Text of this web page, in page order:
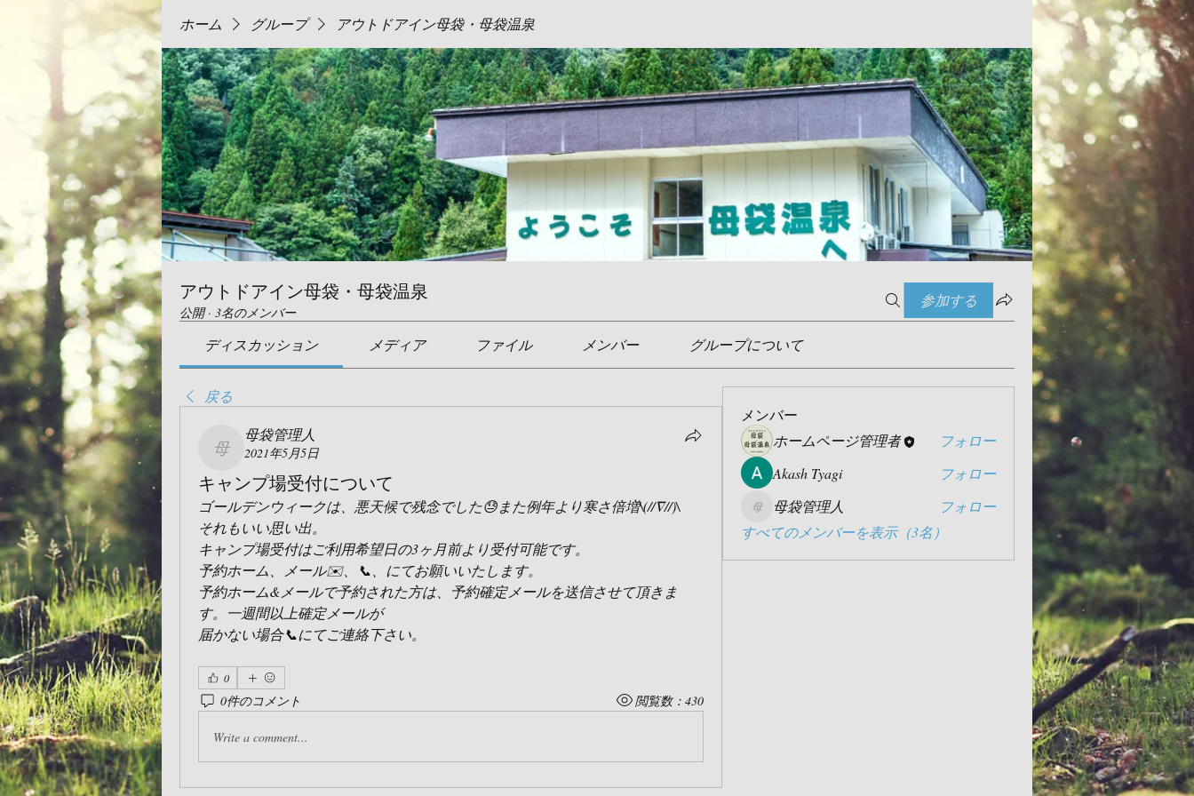
ホーム グループ アウトドアイン母袋・母袋温泉
アウトドアイン母袋・母袋温泉
公開 · 3名のメンバー
参加する
ディスカッション メディア ファイル メンバー グループについて
戻る
母袋管理人
母袋管理人
2021年5月5日
キャンプ場受付について
ゴールデンウィークは、悪天候で残念でした😓また例年より寒さ倍増\(//∇//)\
それもいい思い出。
キャンプ場受付はご利用希望日の3ヶ月前より受付可能です。
予約ホーム、メール✉️、📞、にてお願いいたします。
予約ホーム&メールで予約された方は、予約確定メールを送信させて頂きま
す。一週間以上確定メールが
届かない場合📞にてご連絡下さい。
0
0件のコメント 閲覧数：430
Write a comment...
メンバー
ホームページ管理者
フォロー
Akash Tyagi
フォロー
母袋管理人
母袋管理人
フォロー
すべてのメンバーを表示（3名）